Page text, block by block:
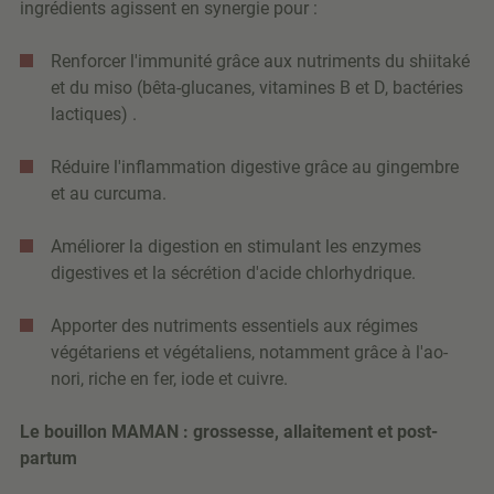
ingrédients agissent en synergie pour :
Renforcer l'immunité grâce aux nutriments du shiitaké
et du miso (bêta-glucanes, vitamines B et D, bactéries
lactiques) .
Réduire l'inflammation digestive grâce au gingembre
et au curcuma.
Améliorer la digestion en stimulant les enzymes
digestives et la sécrétion d'acide chlorhydrique.
Apporter des nutriments essentiels aux régimes
végétariens et végétaliens, notamment grâce à l'ao-
nori, riche en fer, iode et cuivre.
Le bouillon MAMAN : grossesse, allaitement et post-
partum